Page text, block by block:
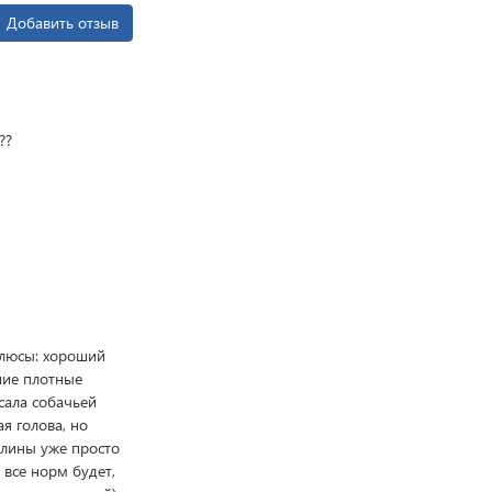
Добавить отзыв
хороший
плотные
собачьей
голова, но
уже просто
норм будет,